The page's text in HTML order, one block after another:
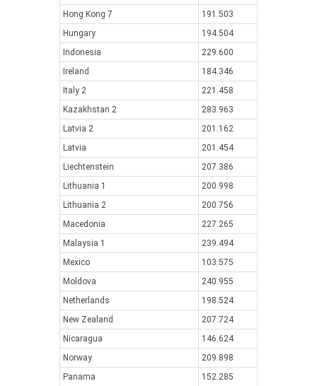
Hong Kong 7
191.503
Hungary
194.504
Indonesia
229.600
Ireland
184.346
Italy 2
221.458
Kazakhstan 2
283.963
Latvia 2
201.162
Latvia
201.454
Liechtenstein
207.386
Lithuania 1
200.998
Lithuania 2
200.756
Macedonia
227.265
Malaysia 1
239.494
Mexico
103.575
Moldova
240.955
Netherlands
198.524
New Zealand
207.724
Nicaragua
146.624
Norway
209.898
Panama
152.285